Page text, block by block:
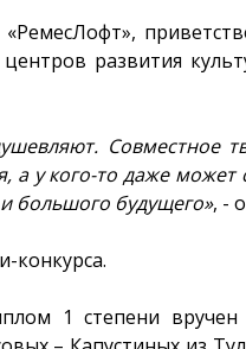
развития
Совместное
а у кого-то даже
большого будущего», -
конкурса.
1 степени